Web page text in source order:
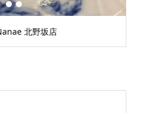
北野坂店
2 3